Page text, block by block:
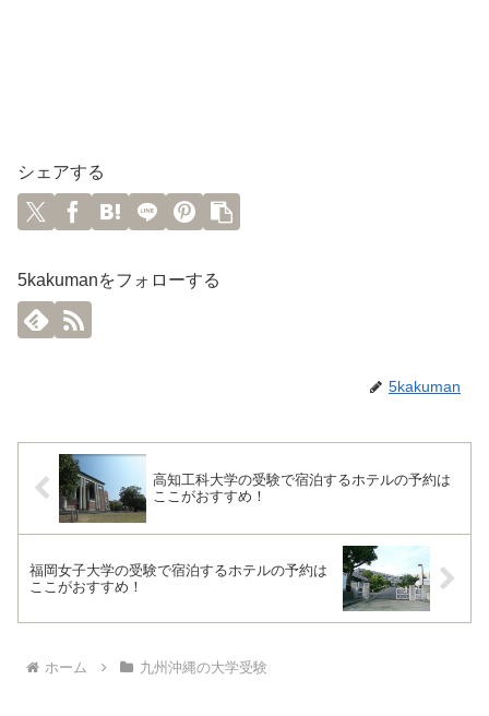
シェアする
5kakumanをフォローする
5kakuman
高知工科大学の受験で宿泊するホテルの予約は
ここがおすすめ！
福岡女子大学の受験で宿泊するホテルの予約は
ここがおすすめ！
ホーム 九州沖縄の大学受験